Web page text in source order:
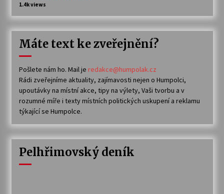
1.4k views
Máte text ke zveřejnění?
Pošlete nám ho. Mail je redakce@humpolak.cz
Rádi zveřejníme aktuality, zajímavosti nejen o Humpolci,
upoutávky na místní akce, tipy na výlety, Vaši tvorbu a v
rozumné míře i texty místních politických uskupení a reklamu
týkající se Humpolce.
Pelhřimovský deník